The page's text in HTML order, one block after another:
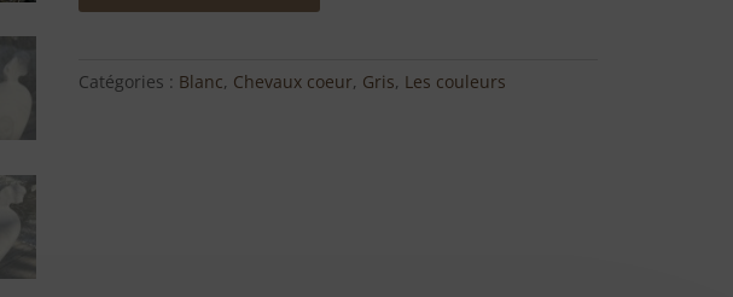
Straight
Catégories : Blanc, Chevaux coeur, Gris, Les couleurs